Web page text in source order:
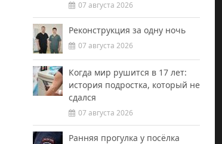
07 августа 2026
Реконструкция за одну ночь
07 августа 2026
Когда мир рушится в 17 лет:
история подростка, который не
сдался
07 августа 2026
Ранняя прогулка у посёлка